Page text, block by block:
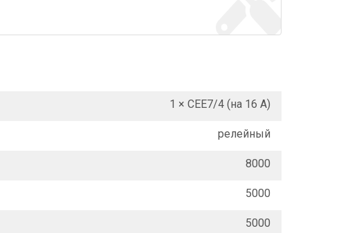
1 × СЕЕ7/4 (на 16 А)
релейный
8000
5000
5000